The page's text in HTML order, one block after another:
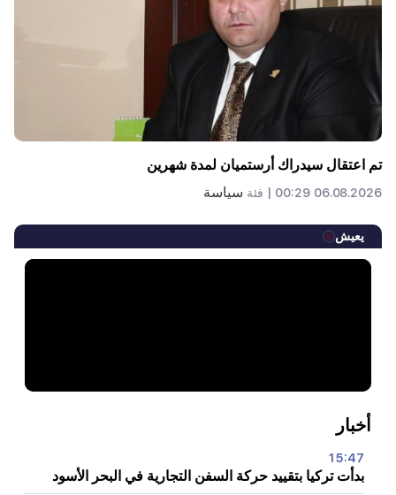
تم اعتقال سيدراك أرستميان لمدة شهرين
06.08.2026 00:29 | فئة سياسة
يعيش
أخبار
15:47
بدأت تركيا بتقييد حركة السفن التجارية في البحر الأسود